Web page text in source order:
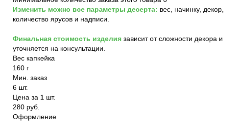
Изменить можно все параметры десерта: вес, начинку, декор,
количество ярусов и надписи.
Финальная стоимость изделиязависит от сложности декора и
уточняется на консультации.
Вес капкейка
160 г
Мин. заказ
6 шт.
Цена за 1 шт.
280 руб.
Оформление